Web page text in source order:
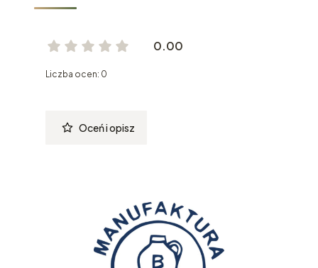
0.00
Liczba ocen: 0
Oceń i opisz